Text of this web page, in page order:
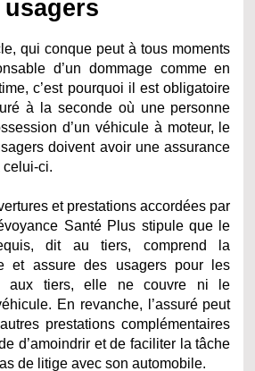
usagers
qui conque peut à tous moments
d’un dommage comme en
c’est pourquoi il est obligatoire
à la seconde où une personne
d’un véhicule à moteur, le
doivent avoir une assurance
celui-ci.
et prestations accordées par
Santé Plus stipule que le
dit au tiers, comprend la
et assure des usagers pour les
aux tiers, elle ne couvre ni le
En revanche, l’assuré peut
prestations complémentaires
d’amoindrir et de faciliter la tâche
de litige avec son automobile.